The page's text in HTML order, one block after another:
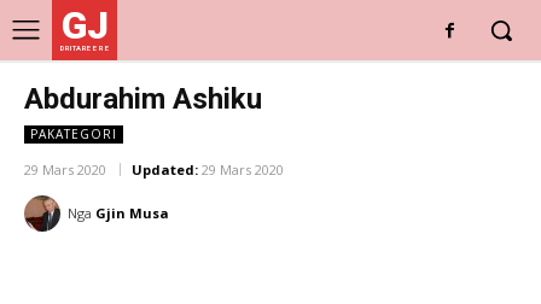
GJ
DRITARE E RE
Abdurahim Ashiku
PAKATEGORI
29 Mars 2020 Updated: 29 Mars 2020
Nga Gjin Musa